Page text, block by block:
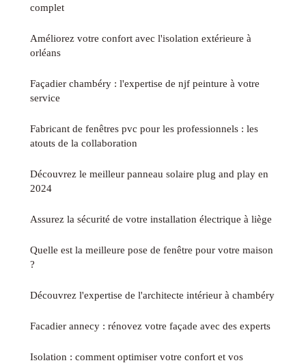
complet
Améliorez votre confort avec l'isolation extérieure à
orléans
Façadier chambéry : l'expertise de njf peinture à votre
service
Fabricant de fenêtres pvc pour les professionnels : les
atouts de la collaboration
Découvrez le meilleur panneau solaire plug and play en
2024
Assurez la sécurité de votre installation électrique à liège
Quelle est la meilleure pose de fenêtre pour votre maison
?
Découvrez l'expertise de l'architecte intérieur à chambéry
Facadier annecy : rénovez votre façade avec des experts
Isolation : comment optimiser votre confort et vos